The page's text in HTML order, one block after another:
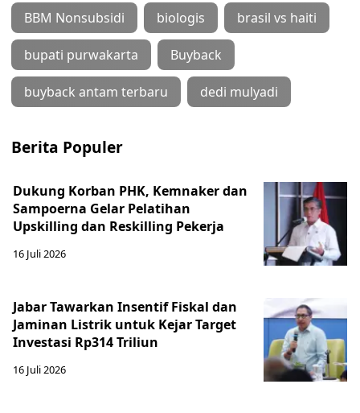
BBM Nonsubsidi biologis brasil vs haiti
bupati purwakarta Buyback
buyback antam terbaru dedi mulyadi
Berita Populer
Dukung Korban PHK, Kemnaker dan
Sampoerna Gelar Pelatihan
Upskilling dan Reskilling Pekerja
16 Juli 2026
Jabar Tawarkan Insentif Fiskal dan
Jaminan Listrik untuk Kejar Target
Investasi Rp314 Triliun
16 Juli 2026